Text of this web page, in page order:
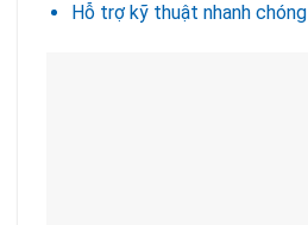
Hỗ trợ kỹ thuật nhanh chóng